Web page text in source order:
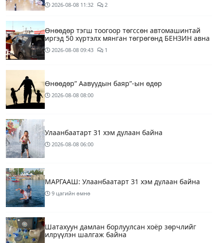
2026-08-08 11:32 2
Өнөөдөр тэгш тоогоор төгссөн автомашинтай
иргэд 50 хүртэлх мянган төгрөгөнд БЕНЗИН авна
2026-08-08 09:43 1
Өнөөдөр” Аавуудын баяр”-ын өдөр
2026-08-08 08:00
Улаанбаатарт 31 хэм дулаан байна
2026-08-08 06:00
МАРГААШ: Улаанбаатарт 31 хэм дулаан байна
9 цагийн өмнө
Шатахуун дамлан борлуулсан хоёр зөрчлийг
илрүүлэн шалгаж байна